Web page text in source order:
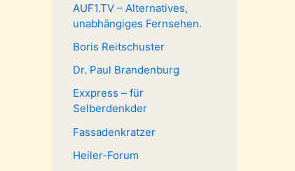
AUF1.TV – Alternatives,
unabhängiges Fernsehen.
Boris Reitschuster
Dr. Paul Brandenburg
Exxpress – für
Selberdenkder
Fassadenkratzer
Heiler-Forum